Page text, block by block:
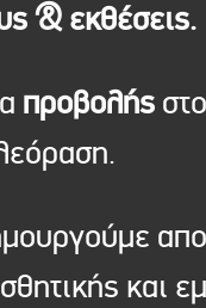
& εκθέσεις.
προβολής στο
και